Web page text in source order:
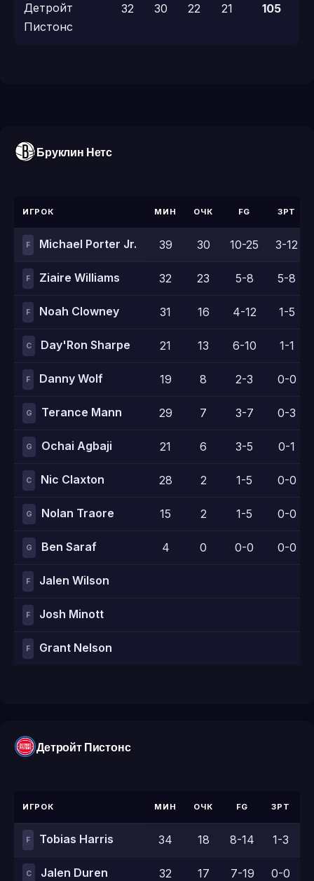
Детройт
Пистонс
32 30 22 21 105
Бруклин Нетс
ИГРОК МИН ОЧК FG 3PT
F Michael Porter Jr. 39 30 10-25 3-12
F Ziaire Williams 32 23 5-8 5-8
F Noah Clowney 31 16 4-12 1-5
C Day'Ron Sharpe 21 13 6-10 1-1
F Danny Wolf 19 8 2-3 0-0
G Terance Mann 29 7 3-7 0-3
G Ochai Agbaji 21 6 3-5 0-1
C Nic Claxton 28 2 1-5 0-0
G Nolan Traore 15 2 1-5 0-0
G Ben Saraf 4 0 0-0 0-0
F Jalen Wilson
F Josh Minott
F Grant Nelson
Детройт Пистонс
ИГРОК МИН ОЧК FG 3PT
F Tobias Harris 34 18 8-14 1-3
C Jalen Duren 32 17 7-19 0-0